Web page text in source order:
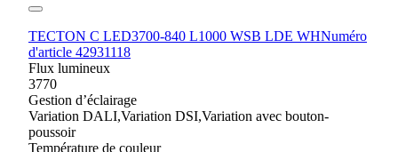
TECTON C LED3700-840 L1000 WSB LDE WHNuméro
d'article 42931118
Flux lumineux
3770
Gestion d’éclairage
Variation DALI,Variation DSI,Variation avec bouton-
poussoir
Température de couleur